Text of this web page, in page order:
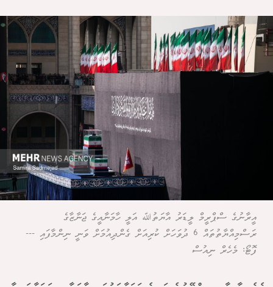
އީރާނުގެ ސްޕްރީމް ލީޑަރު އާޔަތުﷲ އަލީ ހާމަނާއީގެ ޖަނާޒާގެ
ރަސްމިއްޔާތުތައް 6 ދުވަހަށް ކުރިއަށް ގެންދިއުމަށް ވަނީ ނިންމާފައި ---
ފޮޓޯ: މެހެރް ނިއުސް